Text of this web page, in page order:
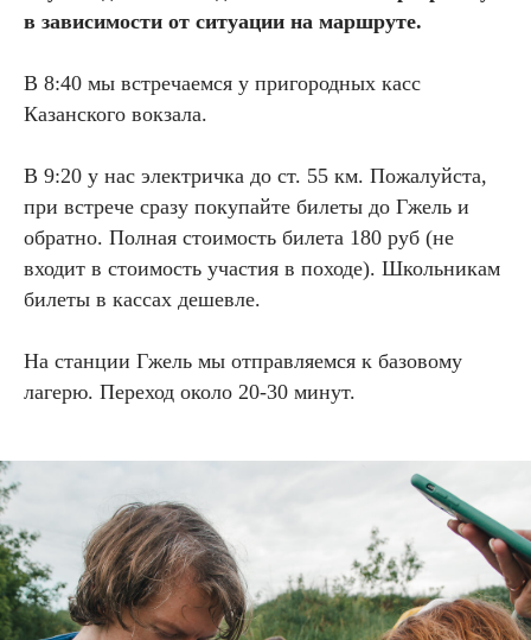
в зависимости от ситуации на маршруте.
В 8:40 мы встречаемся у пригородных касс
Казанского вокзала.
В 9:20 у нас электричка до ст. 55 км. Пожалуйста,
при встрече сразу покупайте билеты до Гжель и
обратно. Полная стоимость билета 180 руб (не
входит в стоимость участия в походе). Школьникам
билеты в кассах дешевле.
На станции Гжель мы отправляемся к базовому
лагерю. Переход около 20-30 минут.